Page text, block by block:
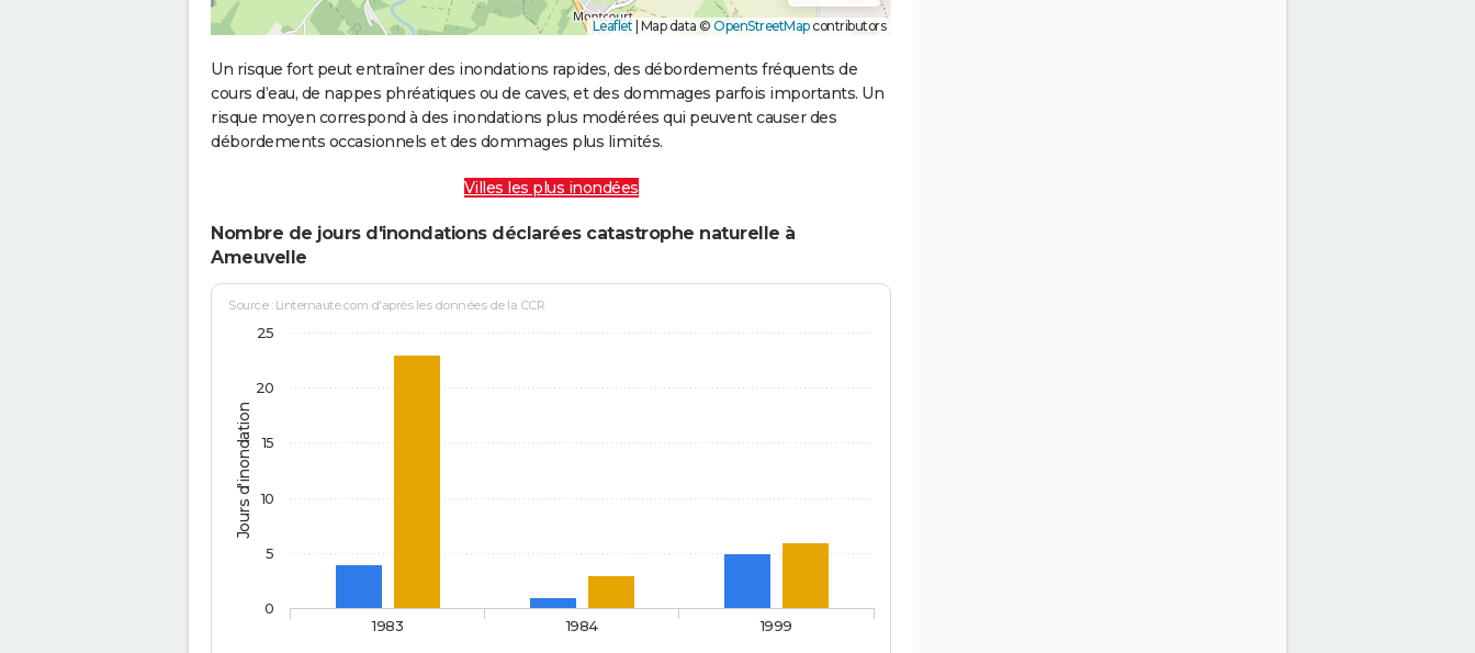
Leaflet | Map data © OpenStreetMapcontributors
Un risque fort peut entraîner des inondations rapides, des débordements fréquents de
cours d’eau, de nappes phréatiques ou de caves, et des dommages parfois importants. Un
risque moyen correspond à des inondations plus modérées qui peuvent causer des
débordements occasionnels et des dommages plus limités.
Villes les plus inondées
Nombre de jours d'inondations déclarées catastrophe naturelle à
Ameuvelle
Jours d'inondation
Source : Linternaute.com d'après les données de la CCR
1983 1984 1999
0
5
10
15
20
25